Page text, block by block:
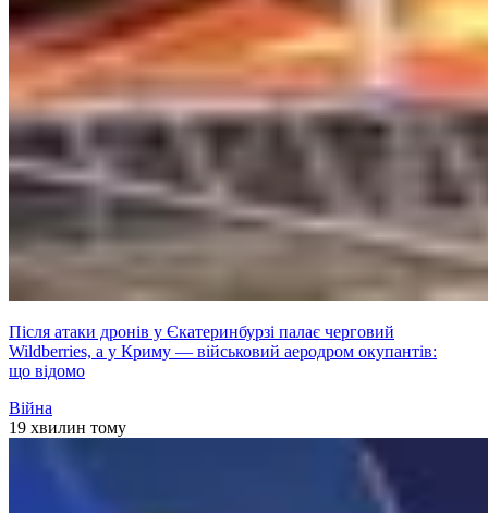
Після атаки дронів у Єкатеринбурзі палає черговий
Wildberries, а у Криму — військовий аеродром окупантів:
що відомо
Війна
19 хвилин тому